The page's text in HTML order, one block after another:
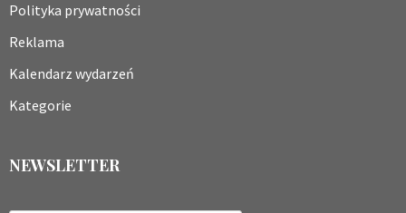
Polityka prywatności
Reklama
Kalendarz wydarzeń
Kategorie
NEWSLETTER